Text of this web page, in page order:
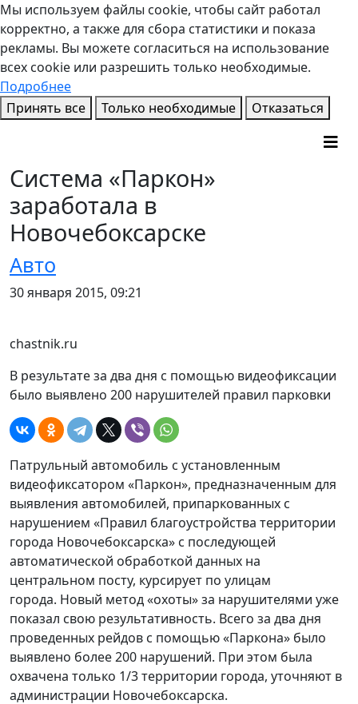
Мы используем файлы cookie, чтобы сайт работал
корректно, а также для сбора статистики и показа
рекламы. Вы можете согласиться на использование
всех cookie или разрешить только необходимые.
Подробнее
Принять все
Только необходимые Отказаться
Система «Паркон»
заработала в
Новочебоксарске
Авто
30 января 2015, 09:21
chastnik.ru
В результате за два дня с помощью видеофиксации
было выявлено 200 нарушителей правил парковки
Патрульный автомобиль с установленным
видеофиксатором «Паркон», предназначенным для
выявления автомобилей, припаркованных с
нарушением «Правил благоустройства территории
города Новочебоксарска» с последующей
автоматической обработкой данных на
центральном посту, курсирует по улицам
города. Новый метод «охоты» за нарушителями уже
показал свою результативность. Всего за два дня
проведенных рейдов с помощью «Паркона» было
выявлено более 200 нарушений. При этом была
охвачена только 1/3 территории города, уточняют в
администрации Новочебоксарска.